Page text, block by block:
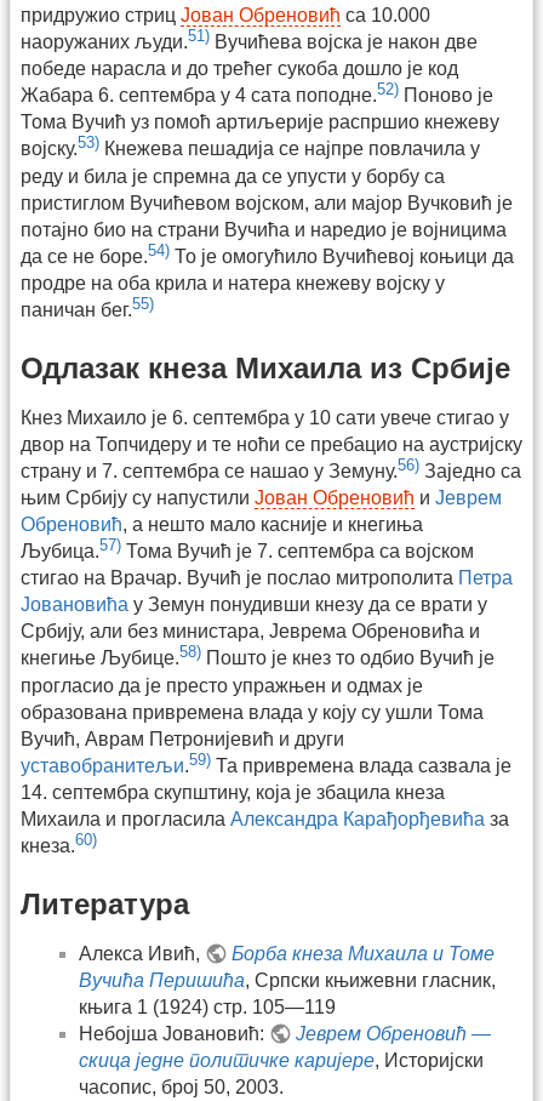
придружио стриц Јован Обреновић са 10.000
наоружаних људи.51) Вучићева војска је након две
победе нарасла и до трећег сукоба дошло је код
Жабара 6. септембра у 4 сата поподне.52) Поново је
Тома Вучић уз помоћ артиљерије распршио кнежеву
војску.53) Кнежева пешадија се најпре повлачила у
реду и била је спремна да се упусти у борбу са
пристиглом Вучићевом војском, али мајор Вучковић је
потајно био на страни Вучића и наредио је војницима
да се не боре.54) То је омогућило Вучићевој коњици да
продре на оба крила и натера кнежеву војску у
паничан бег.55)
Одлазак кнеза Михаила из Србије
Кнез Михаило је 6. септембра у 10 сати увече стигао у
двор на Топчидеру и те ноћи се пребацио на аустријску
страну и 7. септембра се нашао у Земуну.56) Заједно са
њим Србију су напустили Јован Обреновић и Јеврем
Обреновић, а нешто мало касније и кнегиња
Љубица.57) Тома Вучић је 7. септембра са војском
стигао на Врачар. Вучић је послао митрополита Петра
Јовановића у Земун понудивши кнезу да се врати у
Србију, али без министара, Јеврема Обреновића и
кнегиње Љубице.58) Пошто је кнез то одбио Вучић је
прогласио да је престо упражњен и одмах је
образована привремена влада у коју су ушли Тома
Вучић, Аврам Петронијевић и други
уставобранитељи.59) Та привремена влада сазвала је
14. септембра скупштину, која је збацила кнеза
Михаила и прогласила Александра Карађорђевића за
кнеза.60)
Литература
Алекса Ивић,
Борба кнеза Михаила и Томе
Вучића Перишића, Српски књижевни гласник,
књига 1 (1924) стр. 105—119
Небојша Јовановић:
Јеврем Обреновић —
скица једне политичке каријере, Историјски
часопис, број 50, 2003.